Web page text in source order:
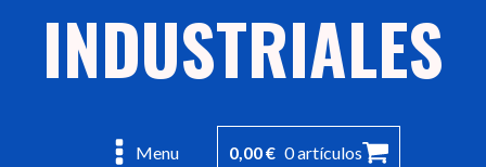
INDUSTRIALES
Menu 0,00€ 0 artículos